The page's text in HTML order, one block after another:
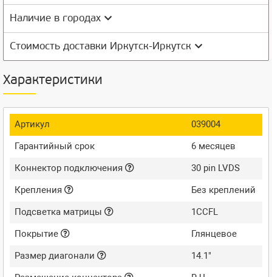
Наличие в городах
Стоимость доставки Иркутск-Иркутск
Характеристики
Артикул
039004
Гарантийный срок
6 месяцев
Коннектор подключения
30 pin LVDS
Крепления
Без креплений
Подсветка матрицы
1CCFL
Покрытие
Глянцевое
Размер диагонали
14.1"